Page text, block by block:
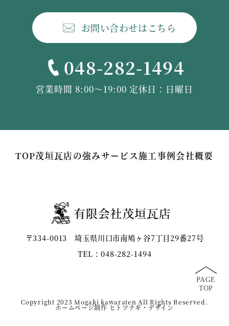
お問い合わせはこちら
048-282-1494
営業時間 8:00〜19:00 定休日：日曜日
〒334-0013 埼玉県川口市南鳩ヶ谷7丁目29番27号
TEL：​048-282-1494
Copyright 2023 Mogaki kawaraten All Rights Reserved.
ホームページ制作 ヒトツナギ・デザイン
TOP茂垣瓦店の強みサービス施工事例会社概要